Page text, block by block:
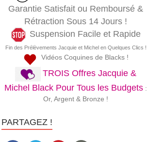
Garantie Satisfait ou Remboursé &
Rétraction Sous 14 Jours !
Suspension Facile et Rapide
Fin des Prélèvements Jacquie et Michel en Quelques Clics !
Vidéos Coquines de Blacks !
TROIS Offres Jacquie &
Michel Black Pour Tous les Budgets :
Or, Argent & Bronze !
PARTAGEZ !